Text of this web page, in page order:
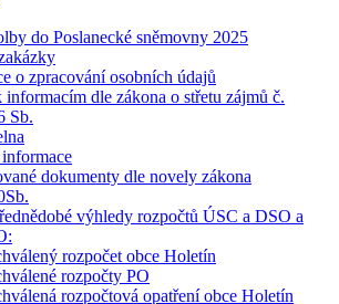
do Poslanecké sněmovny 2025
o zpracování osobních údajů
informacím dle zákona o střetu zájmů č.
Sb.
dokumenty dle novely zákona
výhledy rozpočtů ÚSC a DSO a
rozpočet obce Holetín
rozpočty PO
rozpočtová opatření obce Holetín